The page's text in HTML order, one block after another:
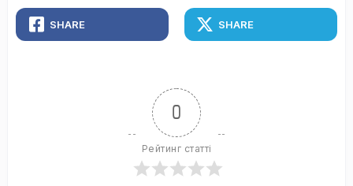
SHARE SHARE
0
Рейтинг статті